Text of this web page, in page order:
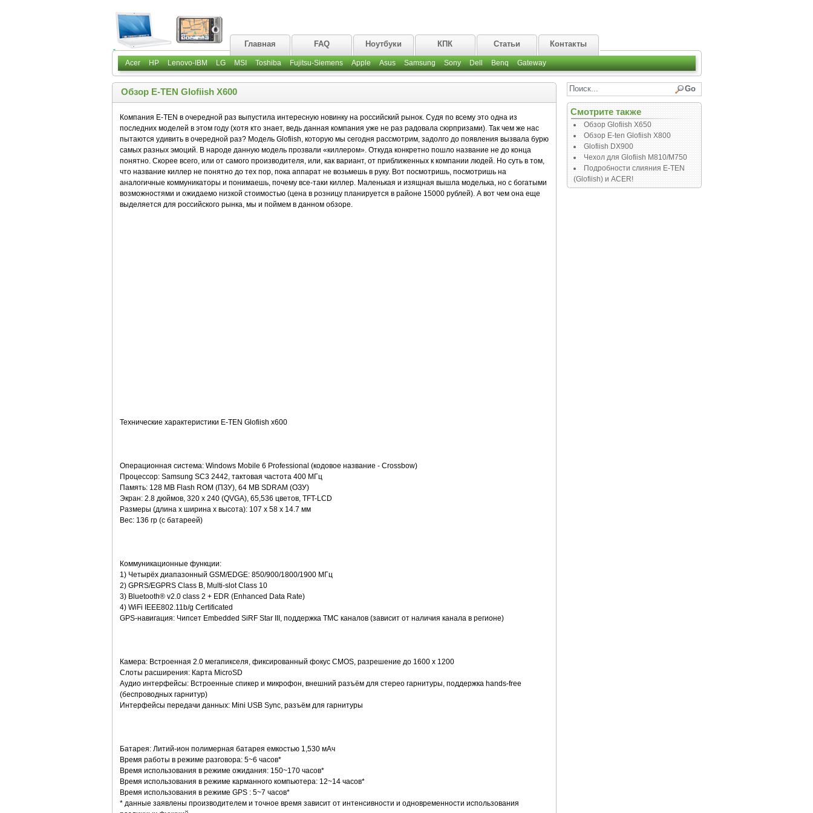
Главная FAQ Ноутбуки КПК Статьи Контакты
Acer HP Lenovo-IBM LG MSI Toshiba Fujitsu-Siemens Apple Asus Samsung Sony Dell Benq Gateway
Обзор E-TEN Glofiish X600
Компания E-TEN в очередной раз выпустила интересную новинку на российский рынок. Судя по всему это одна из
последних моделей в этом году (хотя кто знает, ведь данная компания уже не раз радовала сюрпризами). Так чем же нас
пытаются удивить в очередной раз? Модель Glofiish, которую мы сегодня рассмотрим, задолго до появления вызвала бурю
самых разных эмоций. В народе данную модель прозвали «киллером». Откуда конкретно пошло название не до конца
понятно. Скорее всего, или от самого производителя, или, как вариант, от приближенных к компании людей. Но суть в том,
что название киллер не понятно до тех пор, пока аппарат не возьмешь в руку. Вот посмотришь, посмотришь на
аналогичные коммуникаторы и понимаешь, почему все-таки киллер. Маленькая и изящная вышла моделька, но с богатыми
возможностями и ожидаемо низкой стоимостью (цена в розницу планируется в районе 15000 рублей). А вот чем она еще
выделяется для российского рынка, мы и поймем в данном обзоре.
Технические характеристики E-TEN Glofiish x600
Операционная система: Windows Mobile 6 Professional (кодовое название - Crossbow)
Процессор: Samsung SC3 2442, тактовая частота 400 МГц
Память: 128 MB Flash ROM (ПЗУ), 64 MB SDRAM (ОЗУ)
Экран: 2.8 дюймов, 320 x 240 (QVGA), 65,536 цветов, TFT-LCD
Размеры (длина x ширина x высота): 107 x 58 x 14.7 мм
Вес: 136 гр (с батареей)
Коммуникационные функции:
1) Четырёх диапазонный GSM/EDGE: 850/900/1800/1900 МГц
2) GPRS/EGPRS Class B, Multi-slot Class 10
3) Bluetooth® v2.0 class 2 + EDR (Enhanced Data Rate)
4) WiFi IEEE802.11b/g Certificated
GPS-навигация: Чипсет Embedded SiRF Star III, поддержка TMC каналов (зависит от наличия канала в регионе)
Камера: Встроенная 2.0 мегапикселя, фиксированный фокус CMOS, разрешение до 1600 x 1200
Слоты расширения: Карта MicroSD
Аудио интерфейсы: Встроенные спикер и микрофон, внешний разъём для стерео гарнитуры, поддержка hands-free
(беспроводных гарнитур)
Интерфейсы передачи данных: Mini USB Sync, разъём для гарнитуры
Батарея: Литий-ион полимерная батарея емкостью 1,530 мАч
Время работы в режиме разговора: 5~6 часов*
Время использования в режиме ожидания: 150~170 часов*
Время использования в режиме карманного компьютера: 12~14 часов*
Время использования в режиме GPS : 5~7 часов*
* данные заявлены производителем и точное время зависит от интенсивности и одновременности использования
Смотрите также
Обзор Glofiish X650
Обзор E-ten Glofiish X800
Glofiish DX900
Чехол для Glofiish M810/M750
Подробности слияния E-TEN
(Glofiish) и ACER!